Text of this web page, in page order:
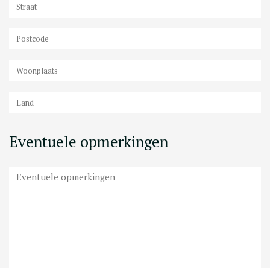
Eventuele opmerkingen